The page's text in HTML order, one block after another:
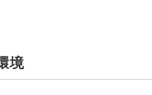
境